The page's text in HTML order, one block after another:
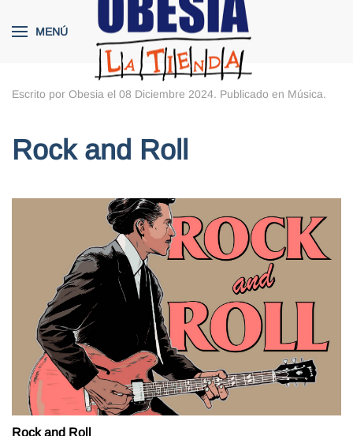
Skip to main content
MENÚ
Escrito por Obesia el 08 Diciembre 2024. Publicado en Música.
Rock and Roll
Rock and Roll